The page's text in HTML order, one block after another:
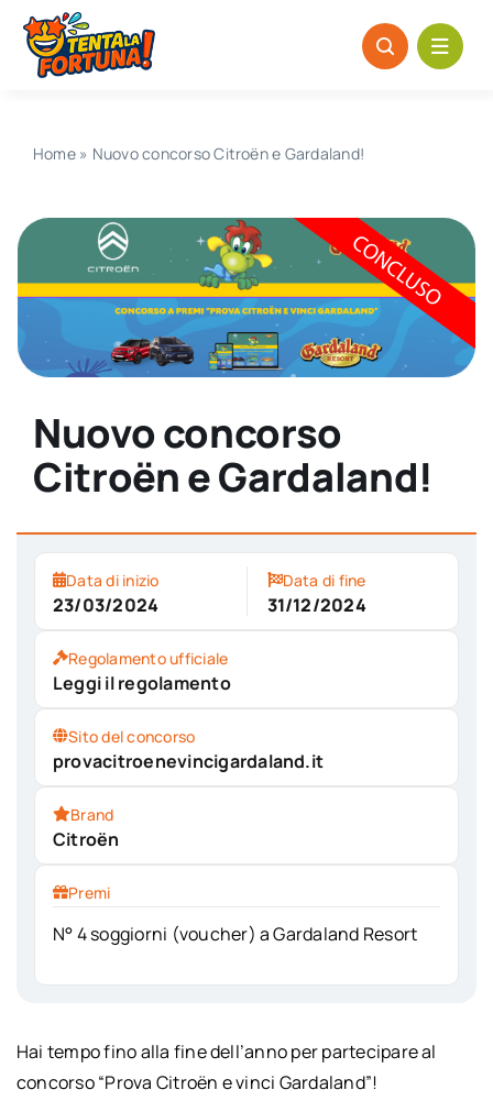
Salta
contenuto
Home» Nuovo concorso Citroën e Gardaland!
Nuovo concorso
Citroën e Gardaland!
Data di inizio
23/03/2024
Data di fine
31/12/2024
Regolamento ufficiale
Leggi il regolamento
Sito del concorso
provacitroenevincigardaland.it
Brand
Citroën
Premi
N° 4 soggiorni (voucher) a Gardaland Resort
Hai tempo fino alla fine dell’anno per partecipare al
concorso “Prova Citroën e vinci Gardaland”!